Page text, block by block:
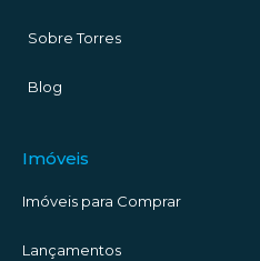
Sobre Torres
Blog
Imóveis
Imóveis para Comprar
Lançamentos